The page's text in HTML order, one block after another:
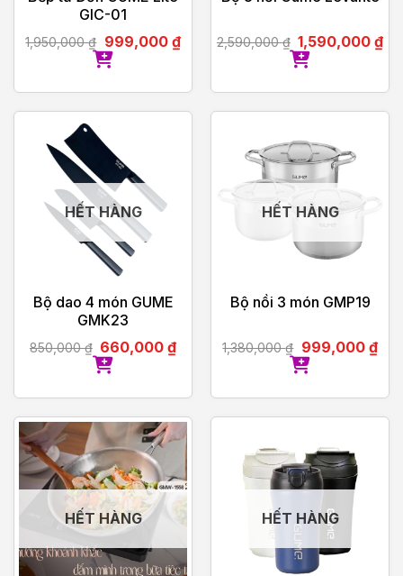
GIC-01
1,950,000₫ 999,000 ₫ 2,590,000₫ 1,590,000₫
HẾT HÀNG
Bộ dao 4 món GUME
GMK23
850,000₫ 660,000₫
HẾT HÀNG
Bộ nồi 3 món GMP19
1,380,000₫ 999,000 ₫
HẾT HÀNG HẾT HÀNG